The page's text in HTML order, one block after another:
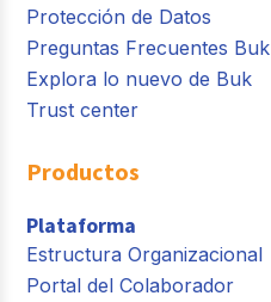
Protección de Datos
Preguntas Frecuentes Buk
Explora lo nuevo de Buk
Trust center
Productos
Plataforma
Estructura Organizacional
Portal del Colaborador